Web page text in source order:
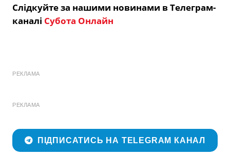
Слідкуйте за нашими новинами в Телеграм-
каналі Субота Онлайн
РЕКЛАМА
РЕКЛАМА
ПІДПИСАТИСЬ НА TELEGRAM КАНАЛ